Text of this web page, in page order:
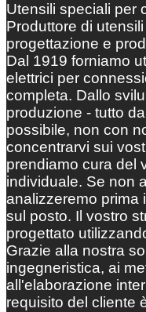
Utensili speciali per
Produttore di
progettazione e
Dal 1919 forniamo
elettrici per
completa. Dallo
produzione - tutto
possibile, non con
concentrarvi sui
prendiamo cura del
individuale. Se non
analizzeremo prima
sul posto. Il vostro
progettato
Grazie alla nostra
ingegneristica, ai
all'elaborazione
requisito del cliente